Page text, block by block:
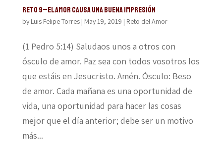
Reto 9–El amor causa una buena impresión
by Luis Felipe Torres| May 19, 2019 | Reto del Amor
(1 Pedro 5:14) Saludaos unos a otros con
ósculo de amor. Paz sea con todos vosotros los
que estáis en Jesucristo. Amén. Ósculo: Beso
de amor. Cada mañana es una oportunidad de
vida, una oportunidad para hacer las cosas
mejor que el día anterior; debe ser un motivo
más...